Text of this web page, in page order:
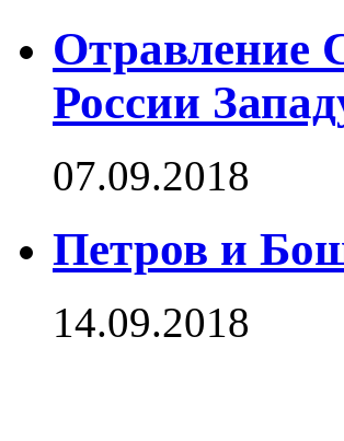
Отравление
России
07.09.2018
Петров и
14.09.2018